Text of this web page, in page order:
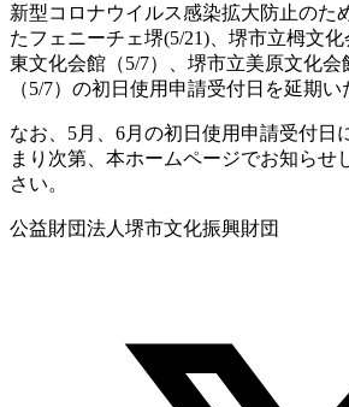
新型コロナウイルス感染拡大防止のた
たフェニーチェ堺(5/21)、堺市立栂文
東文化会館（5/7）、堺市立美原文化会
（5/7）の初日使用申請受付日を延期い
なお、5月、6月の初日使用申請受付日
まり次第、本ホームページでお知らせ
さい。
公益財団法人堺市文化振興財団